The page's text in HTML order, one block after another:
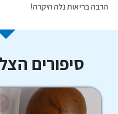
הרבה בריאות נלה היקרה!
סיפורים